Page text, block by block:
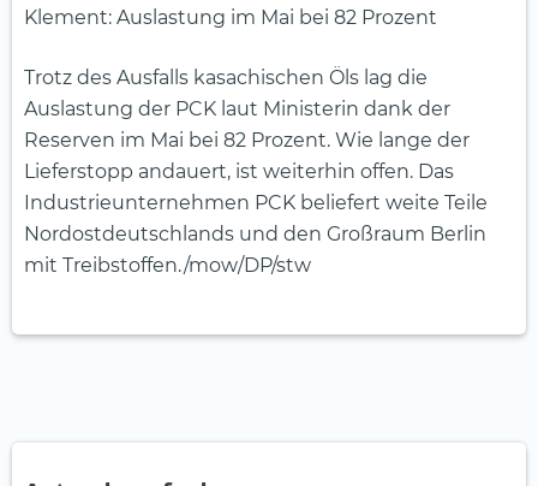
Klement: Auslastung im Mai bei 82 Prozent
Trotz des Ausfalls kasachischen Öls lag die
Auslastung der PCK laut Ministerin dank der
Reserven im Mai bei 82 Prozent. Wie lange der
Lieferstopp andauert, ist weiterhin offen. Das
Industrieunternehmen PCK beliefert weite Teile
Nordostdeutschlands und den Großraum Berlin
mit Treibstoffen./mow/DP/stw